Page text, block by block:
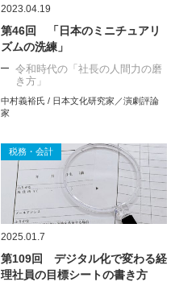
2023.04.19
第46回 「日本のミニチュアリ
ズムの洗練」
令和時代の「社長の人間力の磨
き方」
中村義裕氏 / 日本文化研究家／演劇評論
家
税務・会計
2025.01.7
第109回 デジタル化で変わる経
理社員の目標シートの書き方